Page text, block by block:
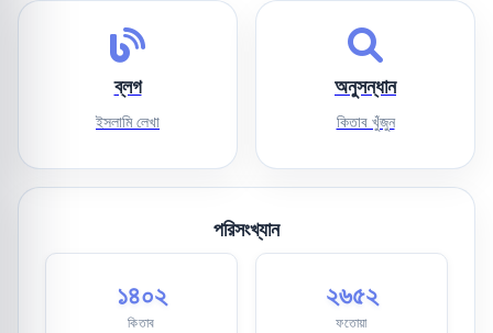
ব্লগ
ইসলামি লেখা
অনুসন্ধান
কিতাব খুঁজুন
পরিসংখ্যান
১৪০২
কিতাব
২৬৫২
ফতোয়া